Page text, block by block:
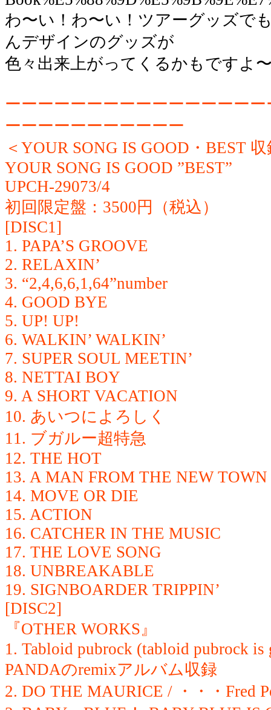
わ〜い！わ〜い！ツアーグッズで
んデザインのグッズが
色々出来上がってくるかもですよ
ーーーーーーーーーーーーーーー
ーーーーーーーーーーー
＜YOUR SONG IS GOOD・BEST
YOUR SONG IS GOOD ”BEST”
UPCH-29073/4
初回限定盤：3500円（税込）
[DISC1]
1. PAPA’S GROOVE
2. RELAXIN’
3. “2,4,6,6,1,64”number
4. GOOD BYE
5. UP! UP!
6. WALKIN’ WALKIN’
7. SUPER SOUL MEETIN’
8. NETTAI BOY
9. A SHORT VACATION
10. あいつによろしく
11. ブガルー超特急
12. THE HOT
13. A MAN FROM THE NEW TOWN
14. MOVE OR DIE
15. ACTION
16. CATCHER IN THE MUSIC
17. THE LOVE SONG
18. UNBREAKABLE
19. SIGNBOARDER TRIPPIN’
[DISC2]
『OTHER WORKS』
1. Tabloid pubrock (tabloid pubrock
PANDAのremixアルバム収録
2. DO THE MAURICE / ・・・Fred